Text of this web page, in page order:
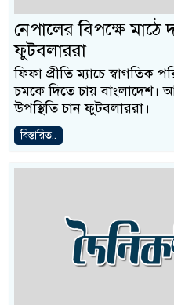
নেপালের বিপক্ষে মাঠে
ফুটবলাররা
ফিফা প্রীতি ম্যাচে স্বাগতিক
চমকে দিতে চায় বাংলাদেশ।
উপস্থিতি চান ফুটবলাররা।
বিস্তারিত..